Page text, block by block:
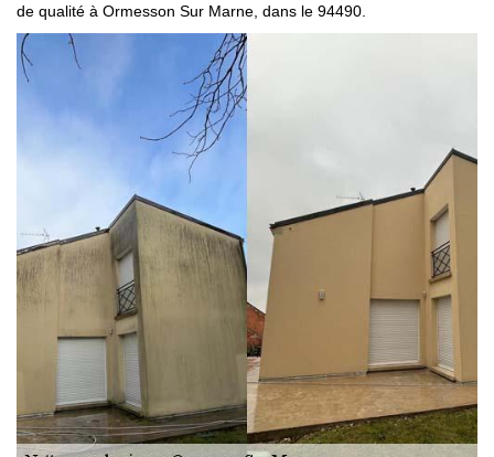
de qualité à Ormesson Sur Marne, dans le 94490.